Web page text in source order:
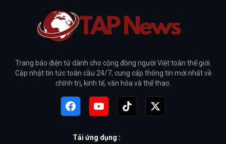
Trang báo điện tử dành cho cộng đồng người Việt toàn thế giới.
Cập nhật tin tức toàn cầu 24/7, cung cấp thông tin mới nhất về
chính trị, kinh tế, văn hóa và thể thao.
Tải ứng dụng :